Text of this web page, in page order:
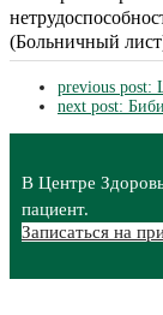
(Больничный
previous post:
next post:
В Центре
пациент.
Записаться на